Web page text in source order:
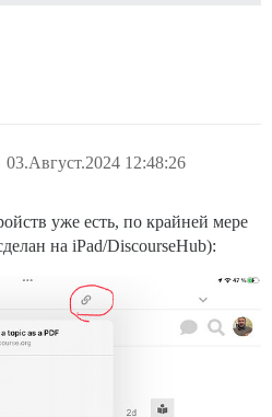
03.Август.2024 12:48:26
уже есть, по крайней мере
на iPad/DiscourseHub):